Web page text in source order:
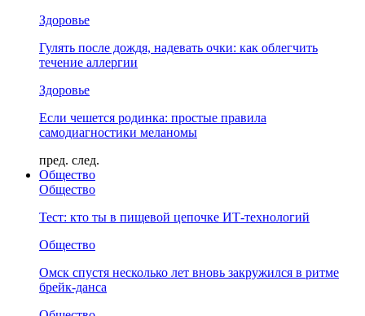
Здоровье
Гулять после дождя, надевать очки: как облегчить
течение аллергии
Здоровье
Если чешется родинка: простые правила
самодиагностики меланомы
пред. след.
Общество
Общество
Тест: кто ты в пищевой цепочке ИТ-технологий
Общество
Омск спустя несколько лет вновь закружился в ритме
брейк-данса